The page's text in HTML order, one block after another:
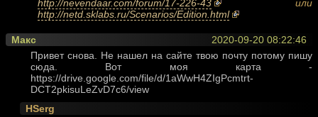
http://nevendaar.com/forum/17-226-43
или
http://netd.sklabs.ru/Scenarios/Edition.html
2020-09-20 08:22:46
Макс
Привет снова. Не нашел на сайте твою почту потому пишу
сюда. Вот моя карта -
https://drive.google.com/file/d/1aWwH4ZIgPcmtrt-
DCT2pkisuLeZvD7c6/view
HSerg